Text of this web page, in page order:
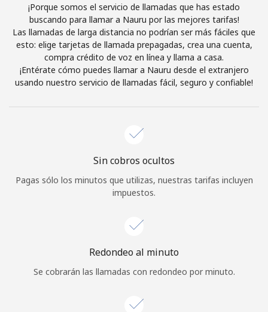
Únete
¡Hola!
Iniciar Sesión
¡Porque somos el servicio de llamadas que has estado
buscando para llamar a Nauru por las mejores tarifas!
Las llamadas de larga distancia no podrían ser más fáciles que
esto: elige tarjetas de llamada prepagadas, crea una cuenta,
compra crédito de voz en línea y llama a casa.
¡Entérate cómo puedes llamar a Nauru desde el extranjero
usando nuestro servicio de llamadas fácil, seguro y confiable!
Sin cobros ocultos
Pagas sólo los minutos que utilizas, nuestras tarifas incluyen
impuestos.
Redondeo al minuto
Se cobrarán las llamadas con redondeo por minuto.